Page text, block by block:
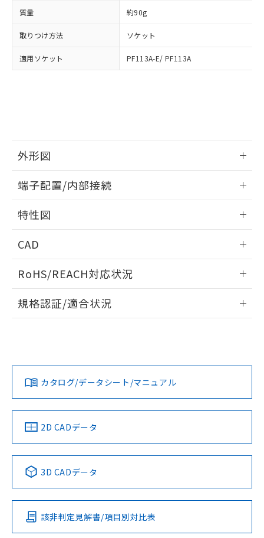
質量 約90g
取りつけ方法 ソケット
適用ソケット PF113A-E/ PF113A
外形図
外形図
端子配置/内部接続
端子配置/内部接続
特性図
開閉容量
CAD
ドすることができます。
ログイン/会員登録
ダウンロードデータをご利用いただく前に、以下を必ずお読
みください。
ソフトウェアの使用条件
RoHS/REACH対応状況
EU RoHS 注意事項・凡例
対応済み
中国 RoHS 注意事項・凡例
Pb Hg Cd Cr(VI)
O
規格認証/適合状況
LR型式承認
（イギリス
船舶規格）
DNV型式承認
（ノルウェー
BV型式承認
（フランス
KR型式
（韓国
No No No No
この製品の規格認証/適合状況ページへ
その他の認証はこちらのページからご検索ください
カタログ/データシート/マニュアル
2D CADデータ
3D CADデータ
該非判定見解書/項目別対比表
および当社の共同利用者が、当社の製
品・サービスに関するお客様との取
引・商談に必要な範囲で利用すること
をご了承ください。
※当社の共同利用者とは、"個人情報
の共同利用に関して"
の「1.共同利
下記の非含有証明書をダウンロードするこ
EU RoHS指令（10物質）の非含有証明書
51物質の非含有証明書（当社基準）
荷製品に未対応品が混在することから備考
欄に対応日を記載しておりました。
していることから、特段のことがない限
り、2022年1月12日より割愛しておりま
す。